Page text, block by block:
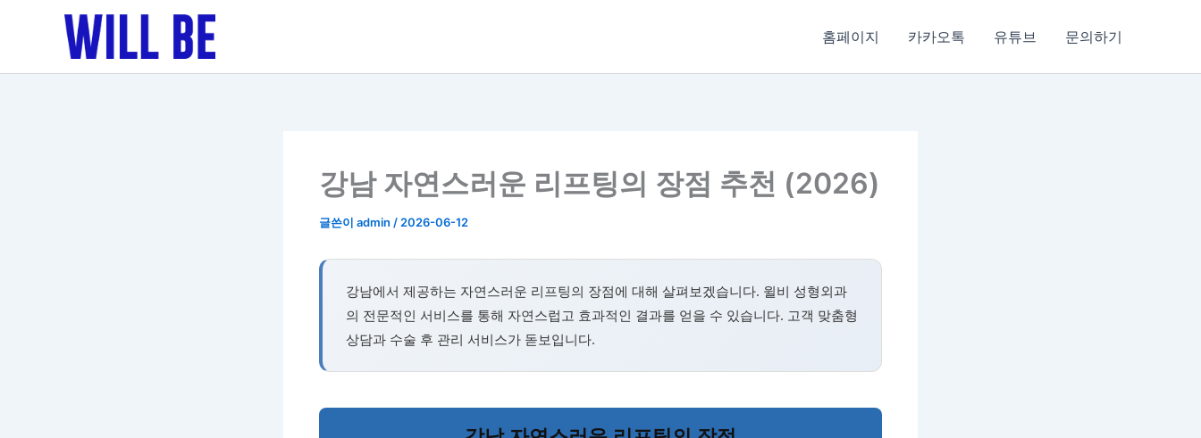
홈페이지 카카오톡 유튜브 문의하기
강남 자연스러운 리프팅의 장점 추천 (2026)
글쓴이 admin / 2026-06-12
강남에서 제공하는 자연스러운 리프팅의 장점에 대해 살펴보겠습니다. 윌비 성형외과
의 전문적인 서비스를 통해 자연스럽고 효과적인 결과를 얻을 수 있습니다. 고객 맞춤형
상담과 수술 후 관리 서비스가 돋보입니다.